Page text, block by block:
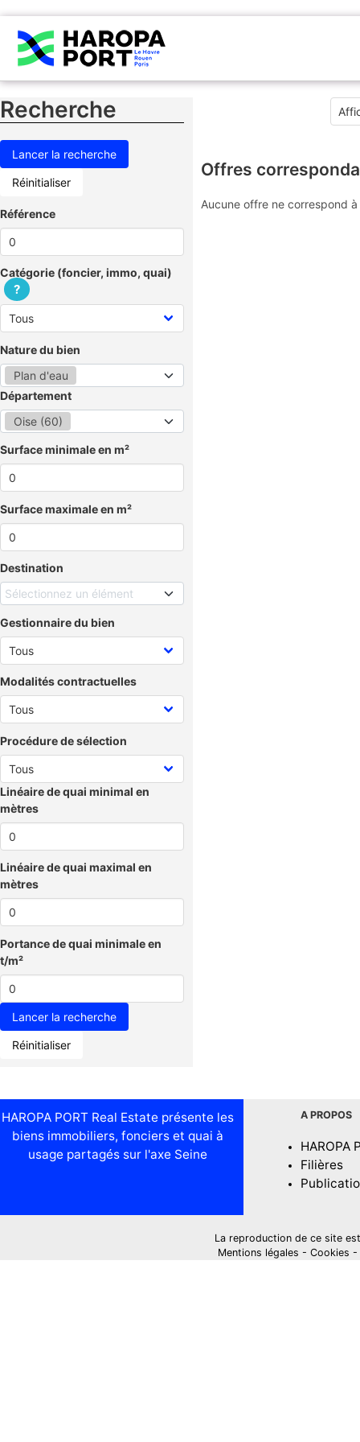
Recherche
Réinitialiser
Référence
Catégorie (foncier, immo, quai)
?
Nature du bien
Plan d'eau
Département
Oise (60)
Surface minimale en m²
Surface maximale en m²
Destination
Sélectionnez un élément
Gestionnaire du bien
Modalités contractuelles
Procédure de sélection
Linéaire de quai minimal en
mètres
Linéaire de quai maximal en
mètres
Portance de quai minimale en
t/m²
Réinitialiser
Offres
Aucune offre ne correspond
HAROPA PORT Real Estate présente les
biens immobiliers, fonciers et quai à
usage partagés sur l'axe Seine
A PROPOS
HAROPA
Filières
La reproduction de ce site
Mentions légales - Cookies -